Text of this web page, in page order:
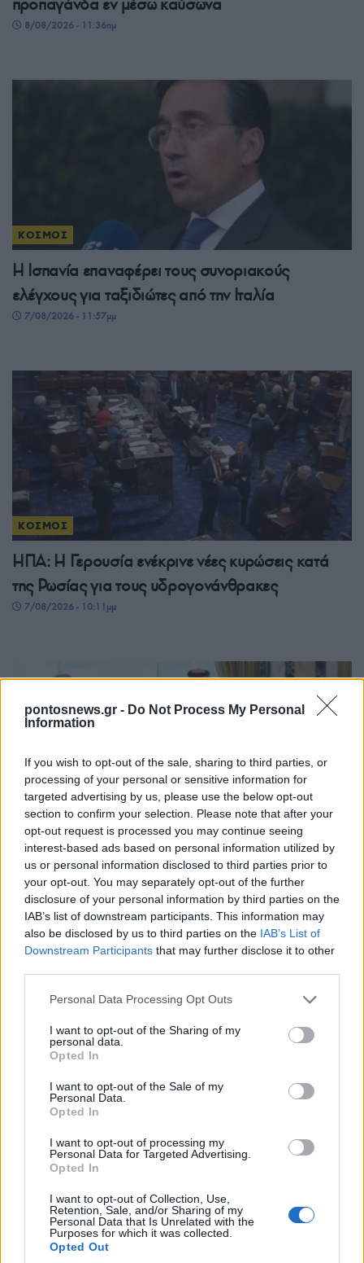
pontosnews.gr - Do Not Process My Personal
Information
If you wish to opt-out of the sale, sharing to third parties, or
processing of your personal or sensitive information for
targeted advertising by us, please use the below opt-out
section to confirm your selection. Please note that after your
opt-out request is processed you may continue seeing
interest-based ads based on personal information utilized by
us or personal information disclosed to third parties prior to
your opt-out. You may separately opt-out of the further
disclosure of your personal information by third parties on the
IAB’s list of downstream participants. This information may
also be disclosed by us to third parties on the IAB’s List of
Downstream Participants that may further disclose it to other
Please note that this website/app uses one or more Google
not limited to your visit or usage behaviour. You may click to
grant or deny consent to Google and its third-party tags to
use your data for below specified purposes in below Google
consent section.
Personal Data Processing Opt Outs
I want to opt-out of the Sharing of my
personal data.
Opted In
I want to opt-out of the Sale of my
Personal Data.
Opted In
I want to opt-out of processing my
Personal Data for Targeted Advertising.
Opted In
I want to opt-out of Collection, Use,
Retention, Sale, and/or Sharing of my
Personal Data that Is Unrelated with the
Purposes for which it was collected.
Opted Out
8/08/2026 - 11:36πμ
ΚΟΣΜΟΣ
Η Ισπανία επαναφέρει τους συνοριακούς
ελέγχους για ταξιδιώτες από την Ιταλία
7/08/2026 - 11:57μμ
ΚΟΣΜΟΣ
ΗΠΑ: Η Γερουσία ενέκρινε νέες κυρώσεις κατά
της Ρωσίας για τους υδρογονάνθρακες
7/08/2026 - 10:11μμ
ΚΟΣΜΟΣ
Κοινή αμυντική συμφωνία υπέγραψαν Τουρκία,
Σαουδική Αραβία και Πακιστάν
7/08/2026 - 4:22μμ
ΚΟΣΜΟΣ
Πυροβολισμοί στην Ταϊλάνδη: Σκότωσε τον
παππού και τη γιαγιά του πριν ανοίξει πυρ στο
σχολείο του ο 14χρονος
7/08/2026 - 3:26μμ